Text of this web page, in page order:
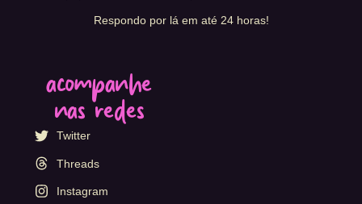
Respondo por lá em até 24 horas!
acompanhe
nas redes
Twitter
Threads
Instagram